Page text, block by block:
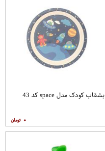
بشقاب کودک مدل space کد 43
۰